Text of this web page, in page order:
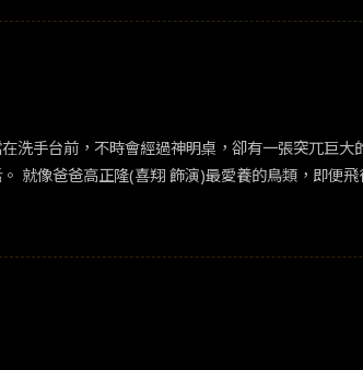
仍是娛樂電影，因此也沒著墨於此。 然而，除了最後一場近乎
有爭執或不快，放下碗與筷結束一回合，但還是會回來吃飯，看著對方的臉，說一些言不由衷的話。​ ​就像爸爸高正隆(喜